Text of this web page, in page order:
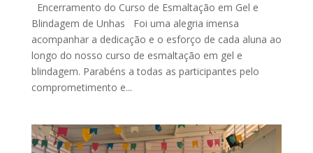
Encerramento do Curso de Esmaltação em Gel e
Blindagem de Unhas Foi uma alegria imensa
acompanhar a dedicação e o esforço de cada aluna ao
longo do nosso curso de esmaltação em gel e
blindagem. Parabéns a todas as participantes pelo
comprometimento e...